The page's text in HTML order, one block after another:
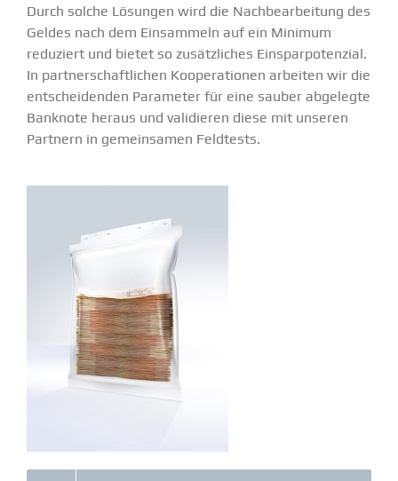
Durch solche Lösungen wird die Nachbe­ar­beitung des
Geldes nach dem Einsammeln auf ein Minimum
reduziert und bietet so zusätz­liches Einspar­po­tenzial.
In partner­schaft­lichen Koope­ra­tionen arbeiten wir die
entschei­denden Parameter für eine sauber abgelegte
Banknote heraus und validieren diese mit unseren
Partnern in gemein­samen Feldtests.